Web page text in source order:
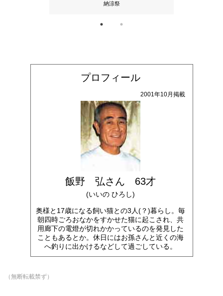
納涼祭
プロフィール
2001年10月掲載
飯野 弘さん 63才
(いいの ひろし)
奥様と17歳になる飼い猫との3人(？)暮らし。毎
朝四時ごろおなかをすかせた猫に起こされ、共
用廊下の電燈が切れかかっているのを発見した
こともあるとか。休日にはお孫さんと近くの海
へ釣りに出かけるなどして過ごしている。
（無断転載禁ず）